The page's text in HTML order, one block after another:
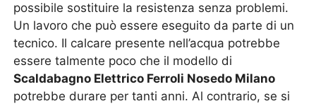
possibile sostituire la resistenza senza problemi.
Un lavoro che può essere eseguito da parte di un
tecnico. Il calcare presente nell’acqua potrebbe
essere talmente poco che il modello di
Scaldabagno Elettrico Ferroli Nosedo Milano
potrebbe durare per tanti anni. Al contrario, se si